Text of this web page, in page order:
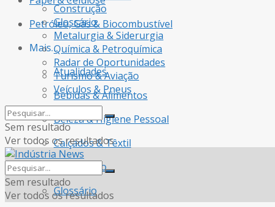
Petróleo, Gás & Biocombustível
Mais…
Atualidades
Bebidas & Alimentos
Beleza & Higiene Pessoal
Calçados & Têxtil
Construção
Glossário
Construção
Glossário
Metalurgia & Siderurgia
Química & Petroquímica
Radar de Oportunidades
Turismo & Aviação
Veículos & Pneus
Sem resultado
Ver todos os resultados
Sem resultado
Ver todos os resultados